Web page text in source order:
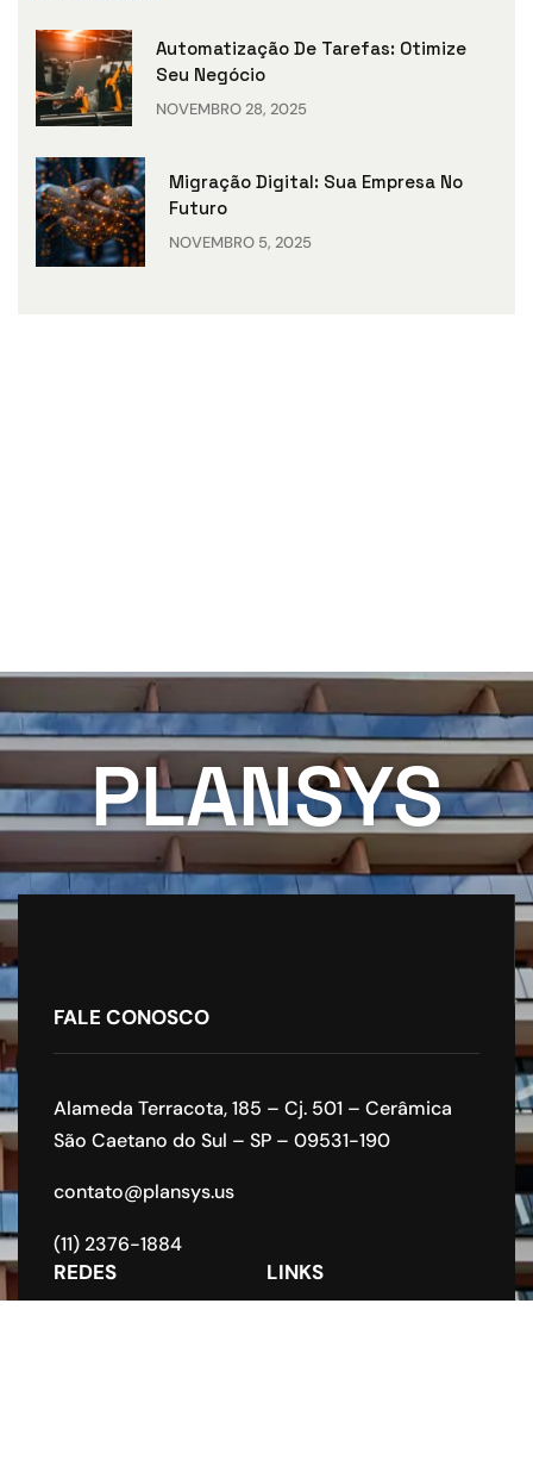
Automatização De Tarefas: Otimize
Seu Negócio
NOVEMBRO 28, 2025
Migração Digital: Sua Empresa No
Futuro
NOVEMBRO 5, 2025
PLANSYS
FALE CONOSCO
Alameda Terracota, 185 – Cj. 501 – Cerâmica
São Caetano do Sul – SP – 09531-190
contato@plansys.us
(11) 2376-1884
REDES LINKS